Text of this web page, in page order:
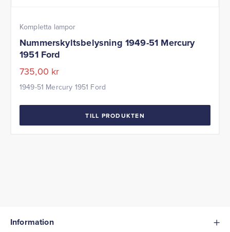
Kompletta lampor
Nummerskyltsbelysning 1949-51 Mercury
1951 Ford
735,00 kr
1949-51 Mercury 1951 Ford
TILL PRODUKTEN
Information